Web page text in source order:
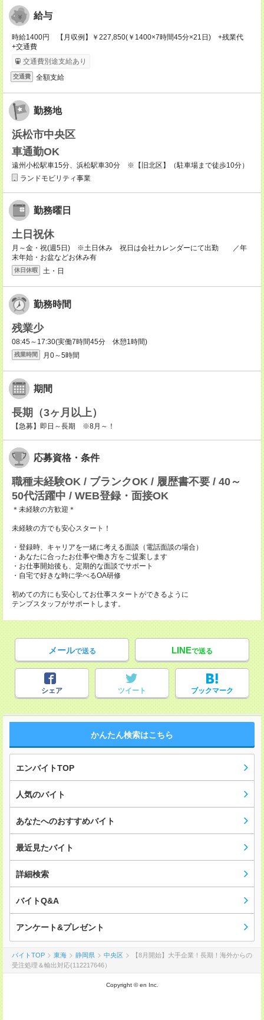
給与
時給1400円 【月収例】￥227,850(￥1400×7時間45分×21日) +残業代
+交通費
交通費別途支給あり
交通費 全額支給
勤務地
浜松市中央区
車通勤OK
遠州小松駅車15分、浜松駅車30分 ※【旧北区】（駐車場まで徒歩10分）
ランドモビリティ事業
勤務曜日
土日祝休
月～金・祝(週5日) ※土日休み 祝日は会社カレンダーにて出勤 ／年
末年始・お盆などお休み有
休日休暇 土・日
勤務時間
残業少
08:45～17:30(実働7時間45分 休憩1時間)
残業時間 月0～5時間
期間
長期（3ヶ月以上）
【急募】即日～長期 ※8月～！
応募資格・条件
職種未経験OK / ブランクOK / 履歴書不要 / 40～
50代活躍中 / WEB登録・面接OK
＊未経験の方歓迎＊
未経験の方でも安心スタート！
・登録時、キャリアを一緒に考える面談（電話面談の場合）
・あなたに合ったお仕事や働き方をご提案します
・お仕事開始後も、定期的な面談でサポート
・自宅で好きな時に学べるOA研修
初めての方にも安心してお仕事スタートができるように
テンプスタッフがサポートします。
メールで送る LINEで送る
シェア ツイート ブックマーク
かんたん検索はこちら
エンバイトTOP
人気のバイト
あなたへのおすすめバイト
最近見たバイト
詳細検索
バイトQ&A
アンケート&プレゼント
バイトTOP 東海 静岡県 中央区
【8月開始】大手企業！長期！海外からの
受注処理＆輸出対応(112217646）
Copyright © en Inc.